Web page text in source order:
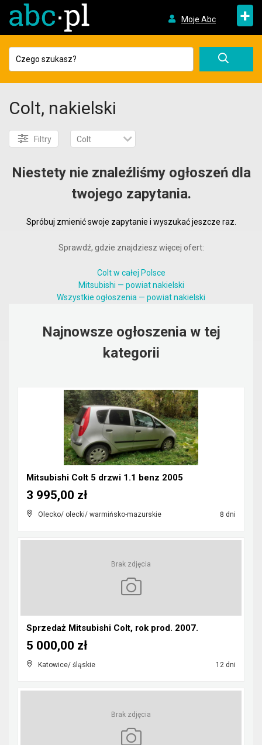
Moje Abc +
Colt, nakielski
Filtry Colt
Niestety nie znaleźliśmy ogłoszeń dla
twojego zapytania.
Spróbuj zmienić swoje zapytanie i wyszukać jeszcze raz.
Sprawdź, gdzie znajdziesz więcej ofert:
Colt w całej Polsce
Mitsubishi — powiat nakielski
Wszystkie ogłoszenia — powiat nakielski
Najnowsze ogłoszenia w tej
kategorii
Mitsubishi Colt 5 drzwi 1.1 benz 2005
Olecko/ olecki/ warmińsko-mazurskie 8 dni
3 995,00 zł
Brak zdjęcia
Sprzedaż Mitsubishi Colt, rok prod. 2007.
Katowice/ śląskie 12 dni
5 000,00 zł
Brak zdjęcia